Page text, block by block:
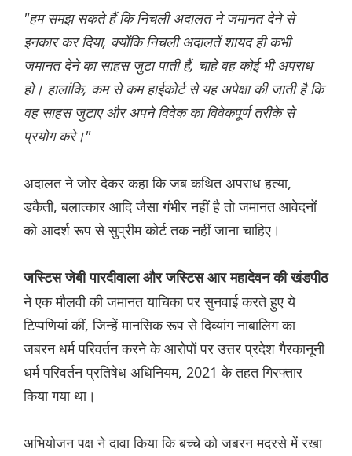
"हम समझ सकते हैं कि निचली अदालत ने जमानत देने से
इनकार कर दिया, क्योंकि निचली अदालतें शायद ही कभी
जमानत देने का साहस जुटा पाती हैं, चाहे वह कोई भी अपराध
हो। हालांकि, कम से कम हाईकोर्ट से यह अपेक्षा की जाती है कि
वह साहस जुटाए और अपने विवेक का विवेकपूर्ण तरीके से
प्रयोग करे।"
अदालत ने जोर देकर कहा कि जब कथित अपराध हत्या,
डकैती, बलात्कार आदि जैसा गंभीर नहीं है तो जमानत आवेदनों
को आदर्श रूप से सुप्रीम कोर्ट तक नहीं जाना चाहिए।
जस्टिस जेबी पारदीवाला और जस्टिस आर महादेवन की खंडपीठ
ने एक मौलवी की जमानत याचिका पर सुनवाई करते हुए ये
टिप्पणियां कीं, जिन्हें मानसिक रूप से दिव्यांग नाबालिग का
जबरन धर्म परिवर्तन करने के आरोपों पर उत्तर प्रदेश गैरकानूनी
धर्म परिवर्तन प्रतिषेध अधिनियम, 2021 के तहत गिरफ्तार
किया गया था।
अभियोजन पक्ष ने दावा किया कि बच्चे को जबरन मदरसे में रखा